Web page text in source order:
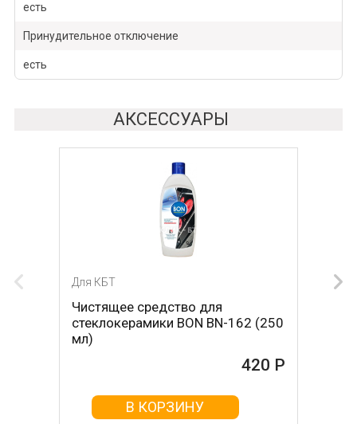
есть
Принудительное отключение
есть
АКСЕССУАРЫ
Для КБТ
Чистящее средство для
стеклокерамики BON BN-162 (250
мл)
420 Р
В КОРЗИНУ
Для КБТ
Скребок для ухода за
стеклокерамикой BON BN-603
В КОРЗИНУ